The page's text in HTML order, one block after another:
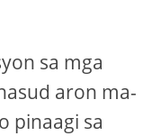
sa mga
aron ma-
pinaagi sa